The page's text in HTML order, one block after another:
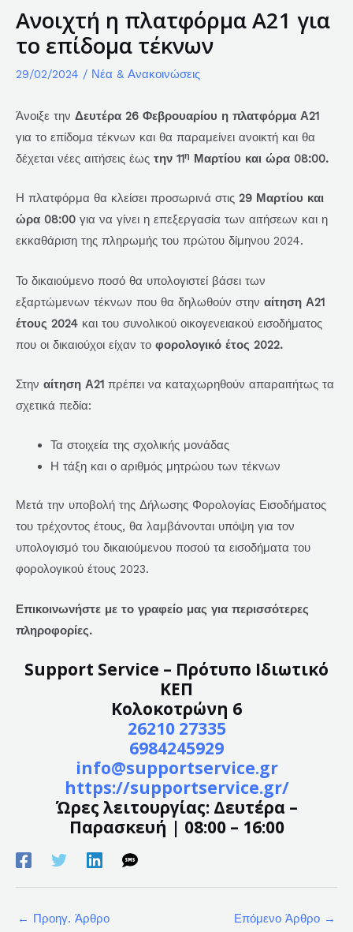
Ανοιχτή η πλατφόρμα Α21 για
το επίδομα τέκνων
29/02/2024 / Νέα & Ανακοινώσεις
Άνοιξε την Δευτέρα 26 Φεβρουαρίου η πλατφόρμα Α21
για το επίδομα τέκνων και θα παραμείνει ανοικτή και θα
δέχεται νέες αιτήσεις έως την 11η Μαρτίου και ώρα 08:00.
Η πλατφόρμα θα κλείσει προσωρινά στις 29 Μαρτίου και
ώρα 08:00 για να γίνει η επεξεργασία των αιτήσεων και η
εκκαθάριση της πληρωμής του πρώτου δίμηνου 2024.
Το δικαιούμενο ποσό θα υπολογιστεί βάσει των
εξαρτώμενων τέκνων που θα δηλωθούν στην αίτηση Α21
έτους 2024 και του συνολικού οικογενειακού εισοδήματος
που οι δικαιούχοι είχαν το φορολογικό έτος 2022.
Στην αίτηση Α21 πρέπει να καταχωρηθούν απαραιτήτως τα
σχετικά πεδία:
Τα στοιχεία της σχολικής μονάδας
Η τάξη και ο αριθμός μητρώου των τέκνων
Μετά την υποβολή της Δήλωσης Φορολογίας Εισοδήματος
του τρέχοντος έτους, θα λαμβάνονται υπόψη για τον
υπολογισμό του δικαιούμενου ποσού τα εισοδήματα του
φορολογικού έτους 2023.
Επικοινωνήστε με το γραφείο μας για περισσότερες
πληροφορίες.
Support Service – Πρότυπο Ιδιωτικό
ΚΕΠ
Κολοκοτρώνη 6
26210 27335
6984245929
info@supportservice.gr
https://supportservice.gr/
Ώρες λειτουργίας: Δευτέρα –
Παρασκευή | 08:00 – 16:00
← Προηγ. Άρθρο Επόμενο Άρθρο →